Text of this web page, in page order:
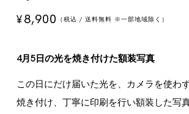
¥8,900 （税込 / 送料無料 ※一部地域除く）
4月5日の光を焼き付けた額装写真
この日にだけ届いた光を、カメラを使わ
焼き付け、丁寧に印刷を行い額装した写